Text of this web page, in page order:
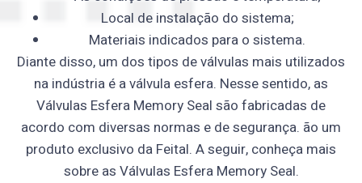
Local de instalação do sistema;
Materiais indicados para o sistema.
Diante disso, um dos tipos de válvulas mais utilizados
na indústria é a válvula esfera. Nesse sentido, as
Válvulas Esfera Memory Seal são fabricadas de
acordo com diversas normas e de segurança. ão um
produto exclusivo da Feital. A seguir, conheça mais
sobre as Válvulas Esfera Memory Seal.